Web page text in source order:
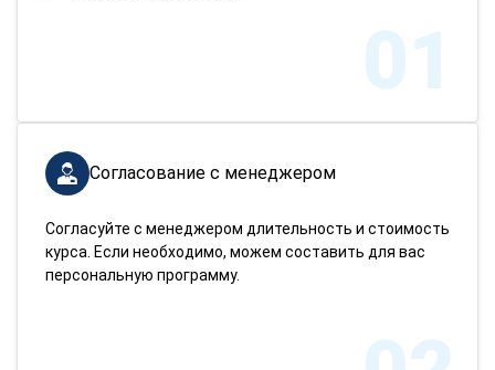
01
Согласование с менеджером
Согласуйте с менеджером длительность и стоимость
курса. Если необходимо, можем составить для вас
персональную программу.